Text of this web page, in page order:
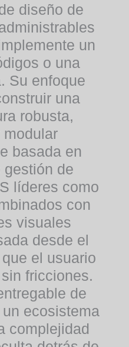
diseño de
un
o una
Su enfoque
una
robusta,
basada en
gestión de
líderes como
con
visuales
desde el
el usuario
fricciones.
de
ecosistema
complejidad